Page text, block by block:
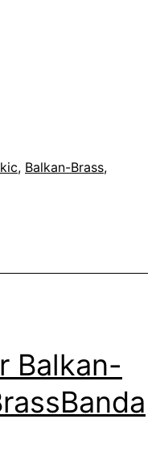
, Balkan-Brass,
Balkan-